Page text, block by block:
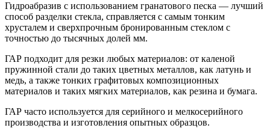
Гидроабразив с использованием гранатового песка — лучший
способ разделки стекла, справляется с самым тонким
хрусталем и сверхпрочным бронированным стеклом с
точностью до тысячных долей мм.
ГАР подходит для резки любых материалов: от каленой
пружинной стали до таких цветных металлов, как латунь и
медь, а также тонких графитовых композиционных
материалов и таких мягких материалов, как резина и бумага.
ГАР часто используется для серийного и мелкосерийного
производства и изготовления опытных образцов.